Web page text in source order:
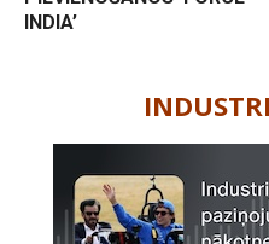
INDIA’